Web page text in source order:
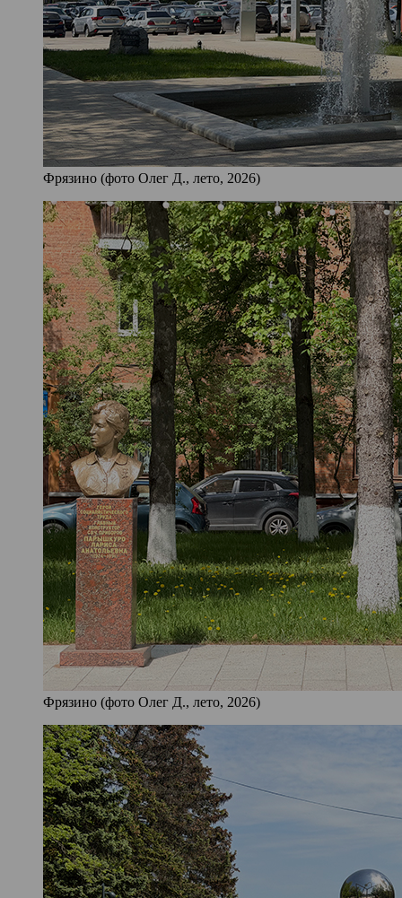
Фрязино (фото Олег Д., лето, 2026)
Фрязино (фото Олег Д., лето, 2026)